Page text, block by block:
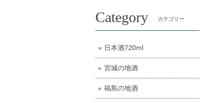
Category カテゴリー
日本酒720ml
宮城の地酒
福島の地酒